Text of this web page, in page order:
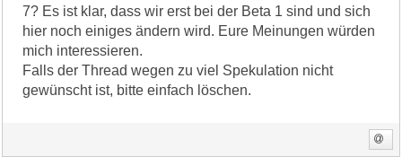
7? Es ist klar, dass wir erst bei der Beta 1 sind und sich
hier noch einiges ändern wird. Eure Meinungen würden
mich interessieren.
Falls der Thread wegen zu viel Spekulation nicht
gewünscht ist, bitte einfach löschen.